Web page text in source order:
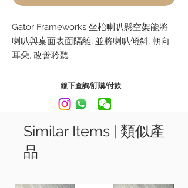
Gator Frameworks 坐枱喇叭懸空架能將
喇叭與桌面表面隔離, 並將喇叭傾斜, 朝向
耳朵, 改善聆聽
適合放置5" - 8"喇叭
------------------------------
規格
長: 7.25" 寬: 5.9" 高: 2"
Wedge Stand separate speakers from
線下查詢/訂購/付款
Similar Items | 類似產
品